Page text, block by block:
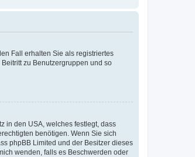
Fall erhalten Sie als registriertes
zu Benutzergruppen und so
in den USA, welches festlegt, dass
benötigen. Wenn Sie sich
phpBB Limited und der Besitzer dieses
wenden, falls es Beschwerden oder